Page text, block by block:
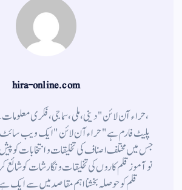
hira-online.com
،حراء آن لائن" دینی ، ملی ، سماجی ، فکری
پلیٹ فارم ہے " حراء آن لائن " ایک ویب سائٹ
جس میں مختلف اصناف کی تخلیقات و انتخابات کو
نوآموز قلم کاروں کی تخلیقات و نگارشات کو شائع
قلم کوحوصلہ بخشنا اہم مقاصد میں سے ایک